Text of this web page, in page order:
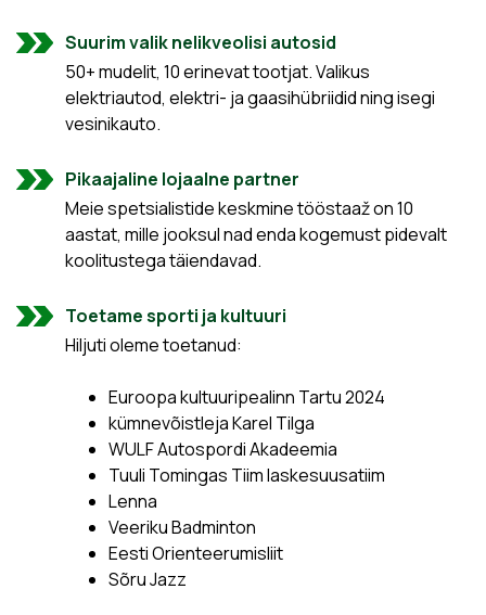
Suurim valik nelikveolisi autosid
50+ mudelit, 10 erinevat tootjat. Valikus
elektriautod, elektri- ja gaasihübriidid ning isegi
vesinikauto.
Pikaajaline lojaalne partner
Meie spetsialistide keskmine tööstaaž on 10
aastat, mille jooksul nad enda kogemust pidevalt
koolitustega täiendavad.
Toetame sporti ja kultuuri
Hiljuti oleme toetanud:
Euroopa kultuuripealinn Tartu 2024
kümnevõistleja Karel Tilga
WULF Autospordi Akadeemia
Tuuli Tomingas Tiim laskesuusatiim
Lenna
Veeriku Badminton
Eesti Orienteerumisliit
Sõru Jazz